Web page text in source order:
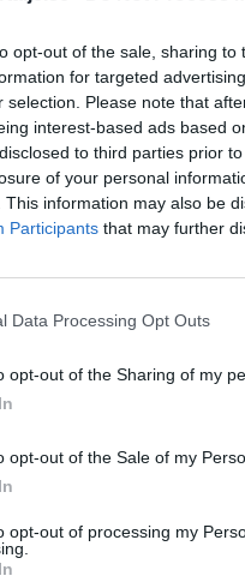
opt-out of the sale, sharing
for targeted
selection. Please note that
interest-based ads based
to third parties prior
of your personal
This information may also be
Participants that may further
Data Processing Opt Outs
opt-out of the Sharing of my
opt-out of the Sale of my
opt-out of processing my
kampsport som vi får
menar att barnen
polis och således
vilja vara så snälla
är givetvis
12-åringar. Ofta
Han föreläser
“Knark är bajs” men
lite stökiga eleverna
föreläsningar